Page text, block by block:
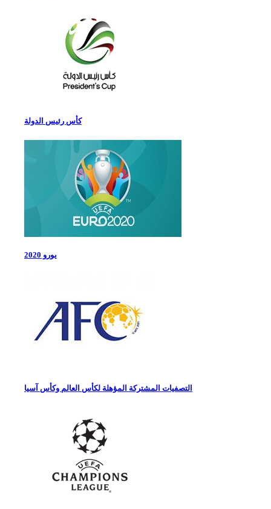
كأس رئيس الدولة
يورو 2020
التصفيات المشتركة المؤهلة لكأس العالم وكأس آسيا